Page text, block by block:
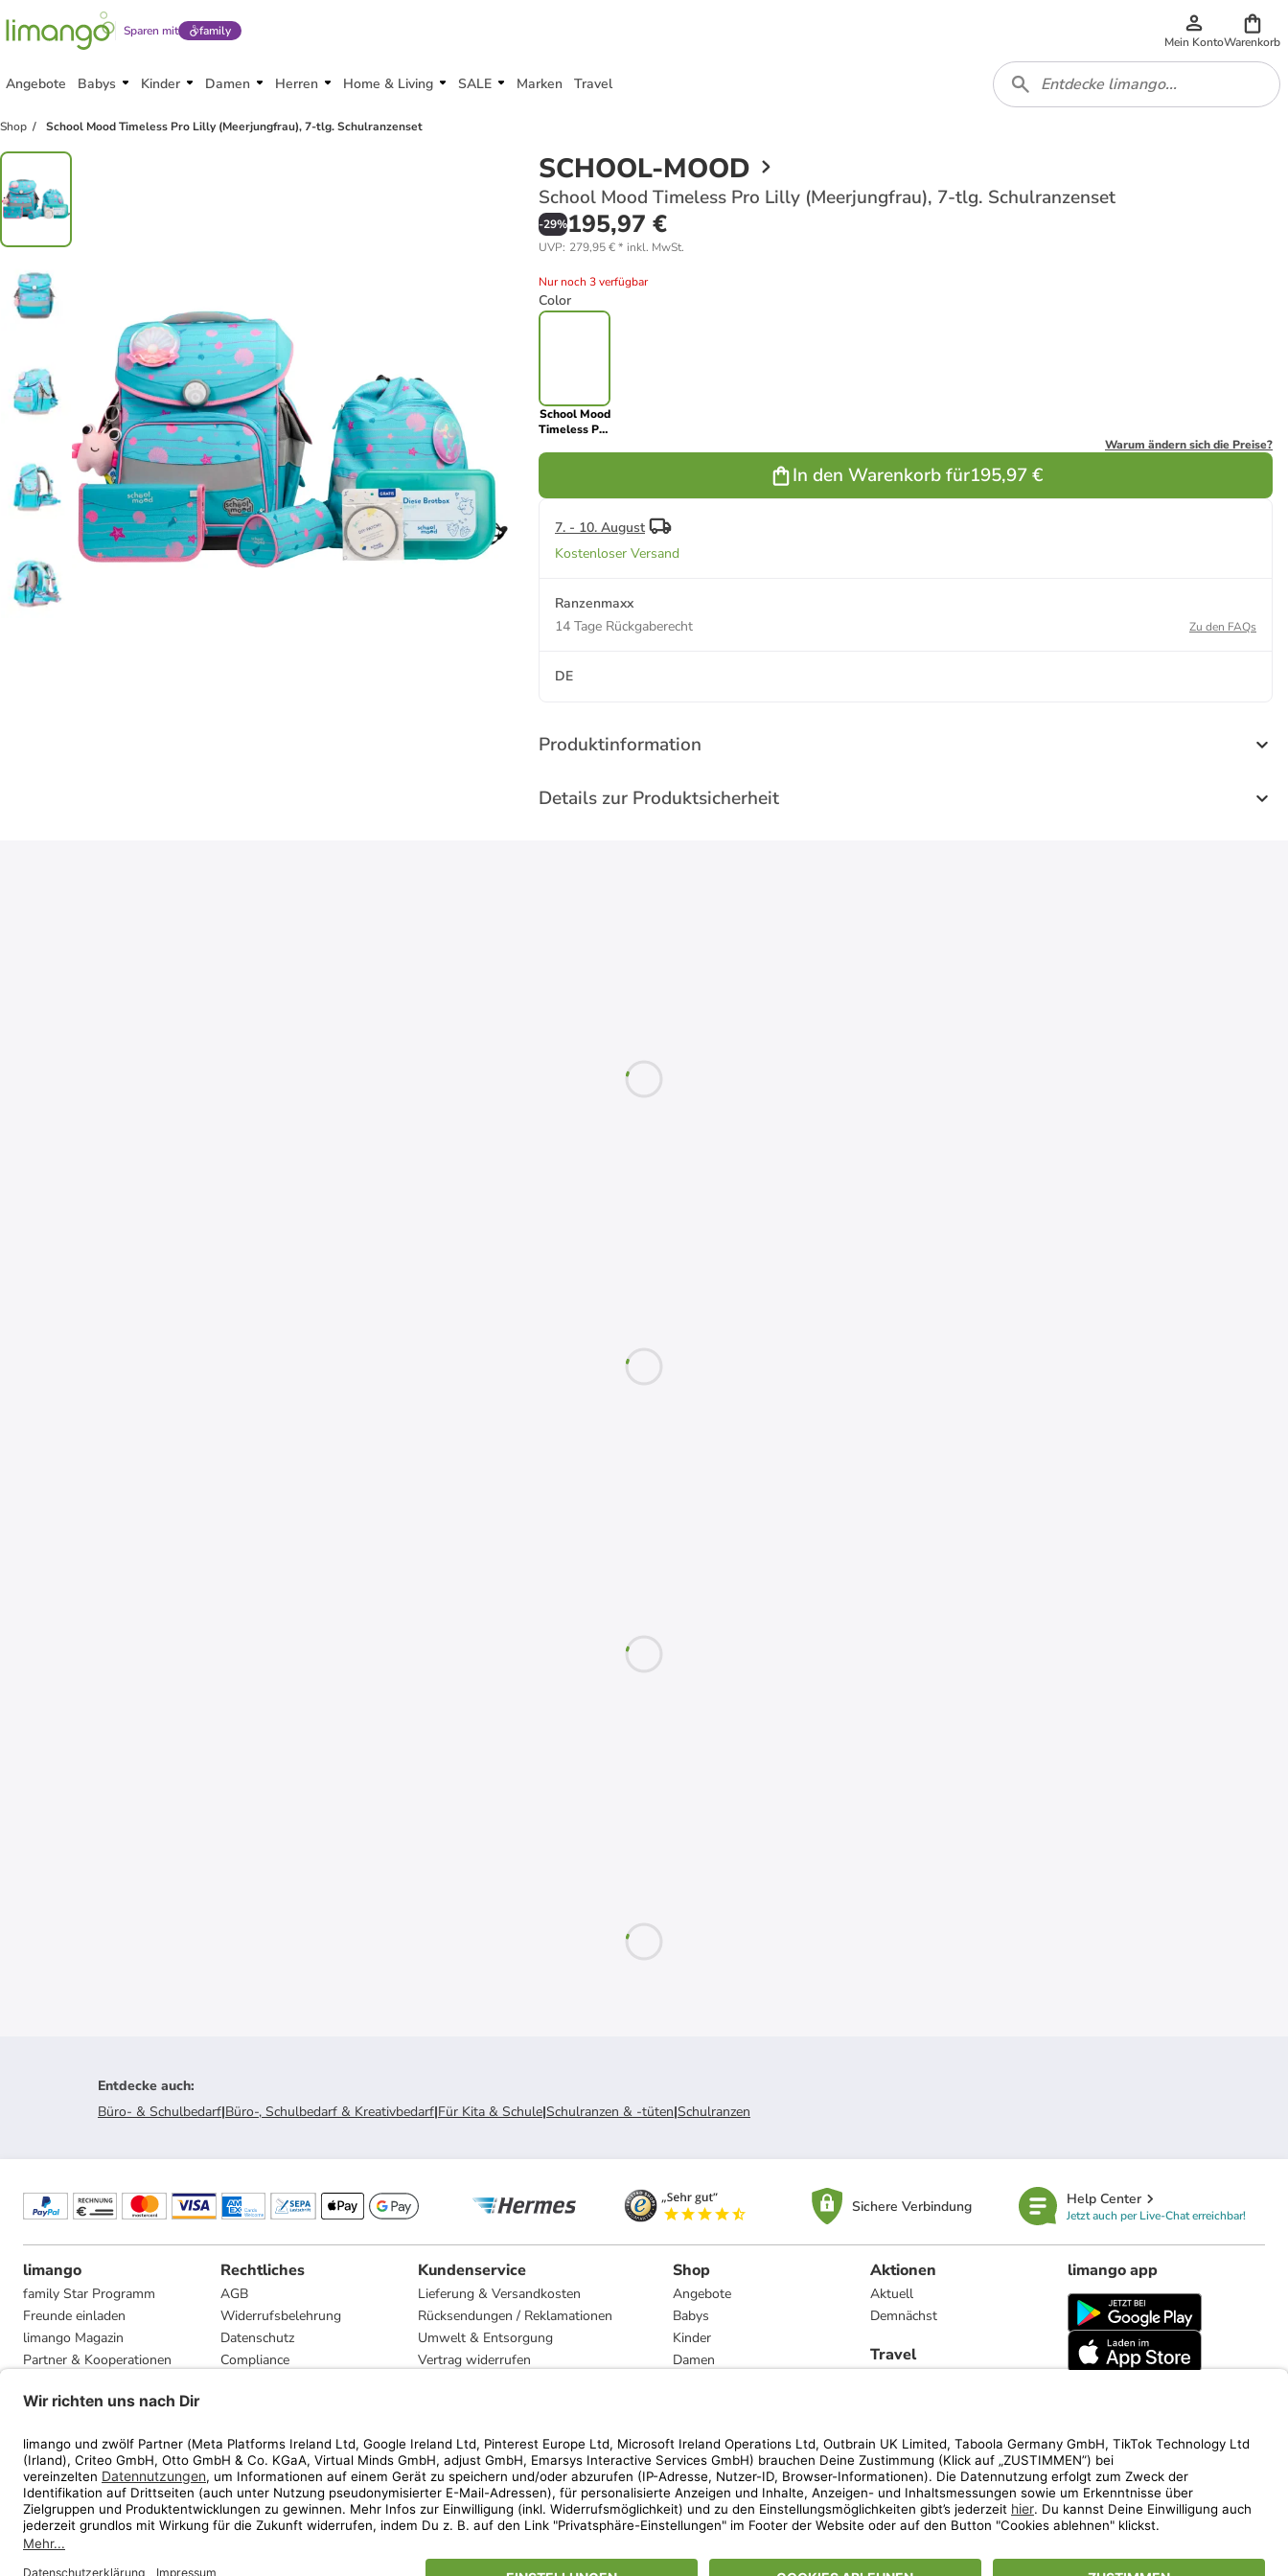
Sparen mit family
Mein KontoWarenkorb
Angebote Babys Kinder Damen Herren Home & Living SALE Marken Travel
Shop School Mood Timeless Pro Lilly (Meerjungfrau), 7-tlg. Schulranzenset
SCHOOL-MOOD
School Mood Timeless Pro Lilly (Meerjungfrau), 7-tlg. Schulranzenset
-29%195,97 €
UVP: 279,95 €* inkl. MwSt.
Nur noch 3 verfügbar
Color
School Mood
Timeless Pro
(Meerjungfrau),
Schulranzenset
Warum ändern sich die Preise?
In den Warenkorb für195,97 €
7. - 10. August
Kostenloser Versand
Ranzenmaxx
14 Tage Rückgaberecht
Zu den FAQs
DE
Produktinformation
Details zur Produktsicherheit
Entdecke auch:
Büro- & Schulbedarf|Büro-, Schulbedarf & Kreativbedarf|Für Kita & Schule|Schulranzen & -tüten|Schulranzen
Sichere Verbindung Help Center
Jetzt auch per Live-Chat erreichbar!
limango
family Star Programm
Freunde einladen
limango Magazin
Partner & Kooperationen
Presse
Rechtliches
AGB
Widerrufsbelehrung
Datenschutz
Compliance
Kundenservice
Lieferung & Versandkosten
Rücksendungen / Reklamationen
Umwelt & Entsorgung
Vertrag widerrufen
Shop
Angebote
Babys
Kinder
Damen
Marken
Aktionen
Aktuell
Demnächst
Travel
limango app
limango.nl limango.pl
* Streichpreise entsprechen der unverbindlichen Preisempfehlung des Herstellers. Prozentangaben beziehen sich auf den Streichpreis.